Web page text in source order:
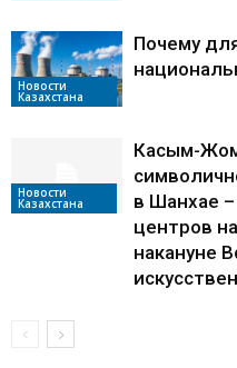
Новости
Казахстана
Почему
Новости
Казахстана
Касым-
в Шанхае
центров
накануне